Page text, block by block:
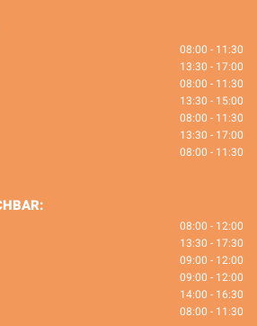
08:00 - 11:30
13:30 - 17:00
08:00 - 11:30
13:30 - 15:00
08:00 - 11:30
13:30 - 17:00
08:00 - 11:30
08:00 - 12:00
13:30 - 17:30
09:00 - 12:00
09:00 - 12:00
14:00 - 16:30
08:00 - 11:30